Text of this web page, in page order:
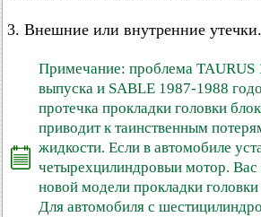
3. Внешние или внутренние утечки.
Примечание: проблема TAURUS
выпуска и SABLE 1987-1988
протечка прокладки головки
приводит к таинственным
жидкости. Если в автомобиле
четырехцилиндровыи мотор. Вас
новой модели прокладки
Для автомобиля с